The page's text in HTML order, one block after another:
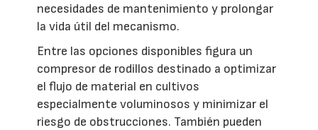
necesidades de mantenimiento y prolongar
la vida útil del mecanismo.
Entre las opciones disponibles figura un
compresor de rodillos destinado a optimizar
el flujo de material en cultivos
especialmente voluminosos y minimizar el
riesgo de obstrucciones. También pueden